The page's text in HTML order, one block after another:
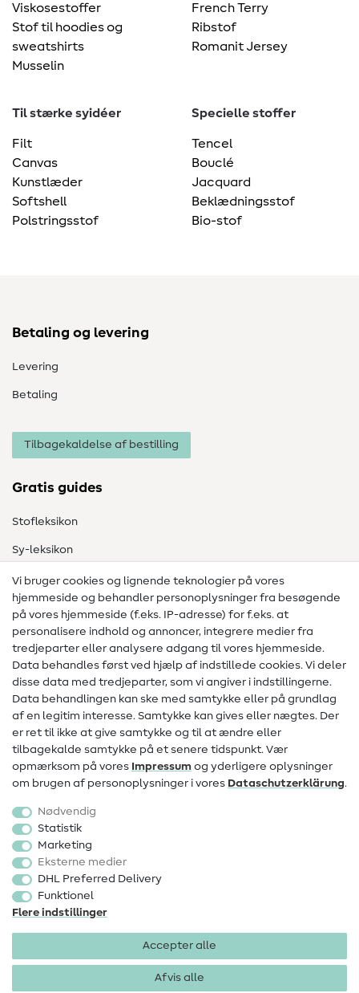
Viskosestoffer
Stof til hoodies og
sweatshirts
Musselin
French Terry
Ribstof
Romanit Jersey
Til stærke syidéer
Filt
Canvas
Kunstlæder
Softshell
Polstringsstof
Specielle stoffer
Tencel
Bouclé
Jacquard
Beklædningsstof
Bio-stof
Betaling og levering
Levering
Betaling
Tilbagekaldelse af bestilling
Gratis guides
Stofleksikon
Sy-leksikon
Syvejledninger
Hjælp & kontakt
Kontakt
Information om ændring af operatør
FAQ
Fortrydelsesret
Populært
Sytilbehør
Udsalg
Vi bruger cookies og lignende teknologier på vores
hjemmeside og behandler personoplysninger fra besøgende
på vores hjemmeside (f.eks. IP-adresse) for f.eks. at
personalisere indhold og annoncer, integrere medier fra
tredjeparter eller analysere adgang til vores hjemmeside.
Data behandles først ved hjælp af indstillede cookies. Vi deler
disse data med tredjeparter, som vi angiver i indstillingerne.
Data behandlingen kan ske med samtykke eller på grundlag
af en legitim interesse. Samtykke kan gives eller nægtes. Der
er ret til ikke at give samtykke og til at ændre eller
tilbagekalde samtykke på et senere tidspunkt. Vær
opmærksom på vores Impressum og yderligere oplysninger
om brugen af personoplysninger i vores Data­schutz­erklärung.
Nødvendig
Statistik
Marketing
Eksterne medier
DHL Preferred Delivery
Funktionel
Flere indstillinger
Accepter alle
Afvis alle
Impressum Databeskyttelse
AGB